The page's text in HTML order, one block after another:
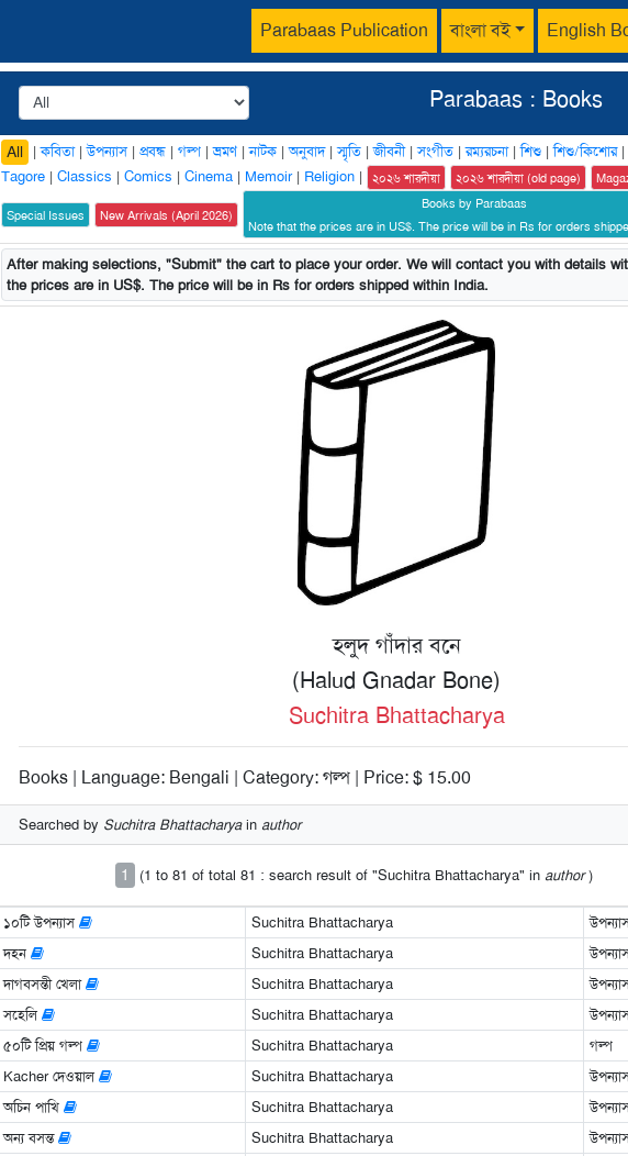
Parabaas Publication বাংলা বই English
Parabaas : Books
All |কবিতা|উপন্যাস| প্রবন্ধ | গল্প |ভ্রমণ|নাটক |অনুবাদ|স্মৃতি |জীবনী|সংগীত |রম্যরচনা|শিশু |শিশু/কিশোর|
Tagore | Classics | Comics | Cinema | Memoir| Religion | ২০২৬ শারদীয়া ২০২৬ শারদীয়া (old page)
Special Issues New Arrivals (April 2026)
Books by Parabaas
Note that the prices are in US$. The price will be in Rs for orders
After making selections, "Submit" the cart to place your order. We will contact you with details
the prices are in US$. The price will be in Rs for orders shipped within India.
হলুদ গাঁদার বনে
(Halud Gnadar Bone)
Suchitra Bhattacharya
Books | Language: Bengali | Category: গল্প | Price: $ 15.00
Searched by Suchitra Bhattacharyain author
1 (1 to 81 of total 81 : search result of "Suchitra Bhattacharya" in author)
১০টি উপন্যাস Suchitra Bhattacharya
দহন
Suchitra Bhattacharya
দাগবসন্তী খেলা
Suchitra Bhattacharya
সহেলি
Suchitra Bhattacharya
৫০টি প্রিয় গল্প
Suchitra Bhattacharya গল্প
Kacher দেওয়াল
Suchitra Bhattacharya
অচিন পাখি
Suchitra Bhattacharya
অন্য বসন্ত
Suchitra Bhattacharya